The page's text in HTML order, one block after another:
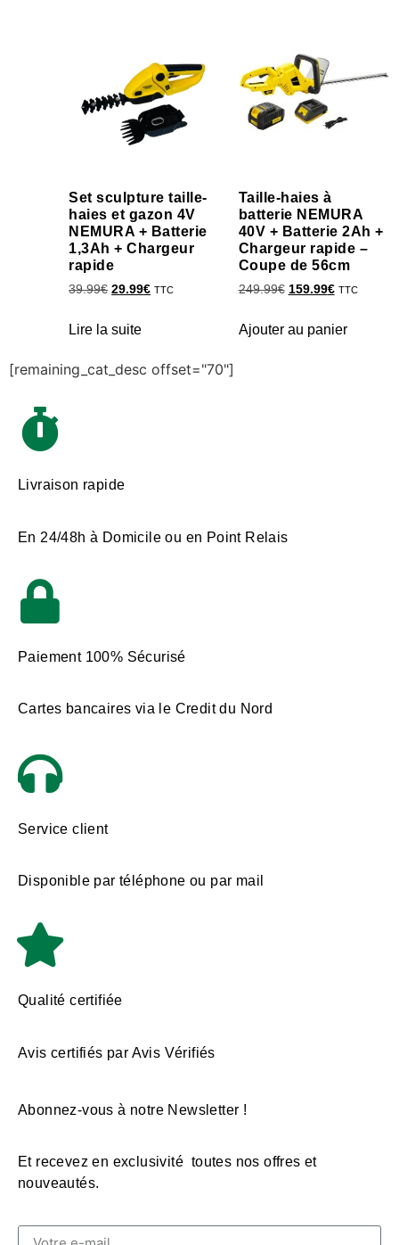
Set sculpture taille-
haies et gazon 4V
NEMURA + Batterie
1,3Ah + Chargeur
rapide
39.99€ 29.99€ TTC
Lire la suite
Taille-haies à
batterie NEMURA
40V + Batterie 2Ah +
Chargeur rapide –
Coupe de 56cm
249.99€ 159.99€ TTC
Ajouter au panier
[remaining_cat_desc offset="70"]
Livraison rapide
En 24/48h à Domicile ou en Point Relais
Paiement 100% Sécurisé
Cartes bancaires via le Credit du Nord
Service client
Disponible par téléphone ou par mail
Qualité certifiée
Avis certifiés par Avis Vérifiés
Abonnez-vous à notre Newsletter !
Et recevez en exclusivité toutes nos offres et
nouveautés.